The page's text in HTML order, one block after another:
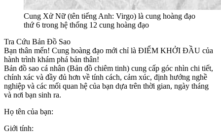
Cung Xử Nữ (tên tiếng Anh: Virgo) là cung hoàng đạo
thứ 6 trong hệ thống 12 cung hoàng đạo
Tra Cứu Bản Đồ Sao
Bạn thân mến! Cung hoàng đạo mới chỉ là ĐIỂM KHỞI ĐẦU của
hành trình khám phá bản thân!
Bản đồ sao cá nhân (Bản đồ chiêm tinh) cung cấp góc nhìn chi tiết,
chính xác và đầy đủ hơn về tính cách, cảm xúc, định hướng nghề
nghiệp và các mối quan hệ của bạn dựa trên thời gian, ngày tháng
và nơi bạn sinh ra.
Họ tên của bạn:
Giới tính: